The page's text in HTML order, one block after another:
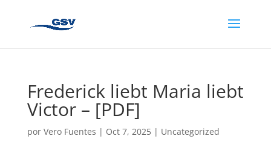
Frederick liebt Maria liebt
Victor – [PDF]
por Vero Fuentes | Oct 7, 2025| Uncategorized